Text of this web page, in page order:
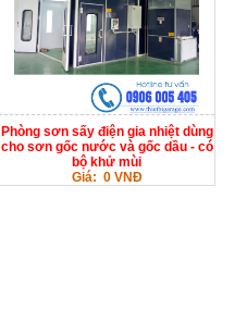
Phòng sơn sấy điện gia nhiệt dùng
cho sơn gốc nước và gốc dầu - có
bộ khử mùi
Giá: 0 VNĐ